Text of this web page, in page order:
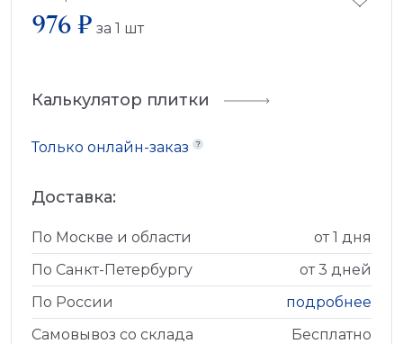
976 ₽ за 1 шт
Калькулятор плитки
Только онлайн-заказ
Доставка:
По Москве и области
от 1 дня
По Санкт-Петербургу
от 3 дней
По России
подробнее
Самовывоз со склада
Бесплатно